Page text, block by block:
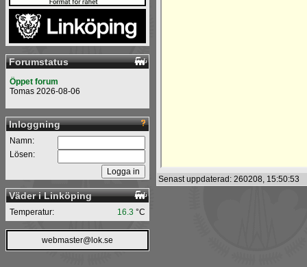
Forumstatus
Öppet forum
Tomas 2026-08-06
Inloggning
Namn:
Lösen:
Väder i Linköping
16.3 °C
Temperatur:
webmaster@lok.se
Senast uppdaterad: 260208, 15:50:53